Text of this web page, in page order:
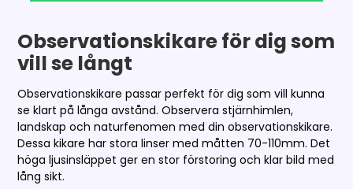
Observationskikare för dig som
vill se långt
Observationskikare passar perfekt för dig som vill kunna
se klart på långa avstånd. Observera stjärnhimlen,
landskap och naturfenomen med din observationskikare.
Dessa kikare har stora linser med måtten 70-110mm. Det
höga ljusinsläppet ger en stor förstoring och klar bild med
lång sikt.